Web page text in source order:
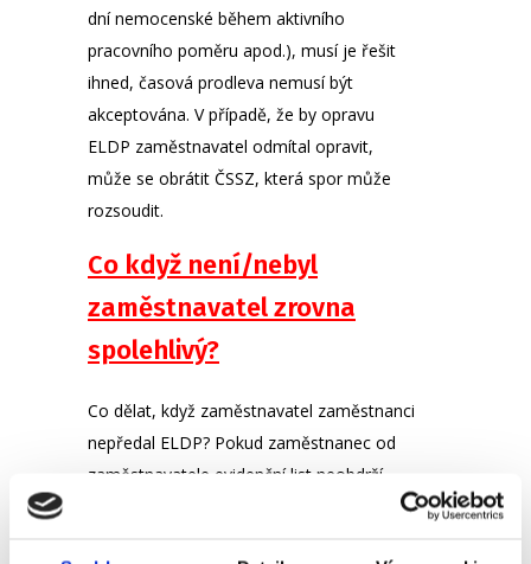
dní nemocenské během aktivního
pracovního poměru apod.), musí je řešit
ihned, časová prodleva nemusí být
akceptována. V případě, že by opravu
ELDP zaměstnavatel odmítal opravit,
může se obrátit ČSSZ, která spor může
rozsoudit.
Co když není/nebyl
zaměstnavatel zrovna
spolehlivý?
Co dělat, když zaměstnavatel zaměstnanci
nepředal ELDP? Pokud zaměstnanec od
zaměstnavatele evidenční list neobdrží,